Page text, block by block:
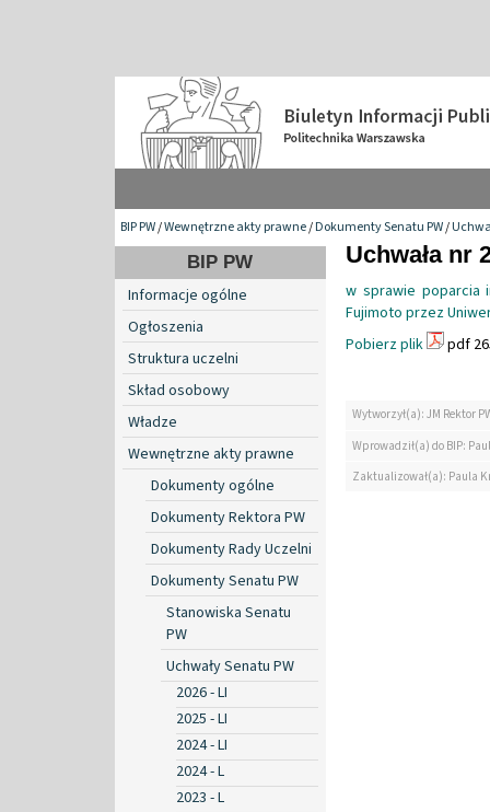
BIP PW/Wewnętrzne akty prawne/Dokumenty Senatu PW/
BIP PW
Informacje ogólne
Ogłoszenia
Struktura uczelni
Skład osobowy
Władze
Wewnętrzne akty prawne
Dokumenty ogólne
Dokumenty Rektora PW
Dokumenty Rady Uczelni
Dokumenty Senatu PW
Stanowiska Senatu
PW
Uchwały Senatu PW
2026 - LI
2025 - LI
2024 - LI
2024 - L
2023 - L
Uchwała nr
w sprawie poparcia
Fujimoto przez
Pobierz plik
pdf
Wytworzył(a): JM Rektor
Wprowadził(a) do BIP:
Zaktualizował(a): Paula